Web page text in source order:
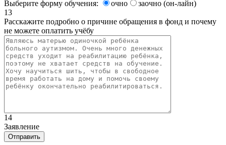
Выберите форму обучения:
очно
заочно (он-лайн)
13
Расскажите подробно о причине обращения в фонд и почему
не можете оплатить учёбу
14
Заявление